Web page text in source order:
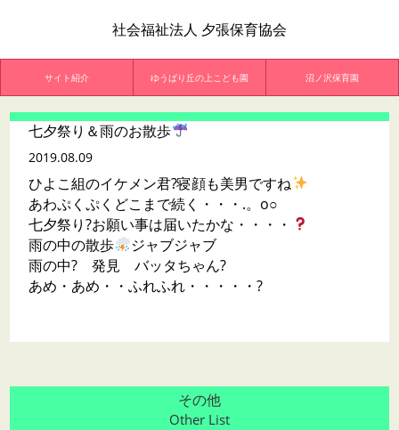
社会福祉法人 夕張保育協会
サイト紹介 ゆうばり丘の上こども園 沼ノ沢保育園
七夕祭り＆雨のお散歩
2019.08.09
ひよこ組のイケメン君?寝顔も美男ですね
あわぷくぷくどこまで続く・・・.。o○
七夕祭り?お願い事は届いたかな・・・・
雨の中の散歩
ジャブジャブ
雨の中? 発見 バッタちゃん?
あめ・あめ・・ふれふれ・・・・・?
その他
Other List